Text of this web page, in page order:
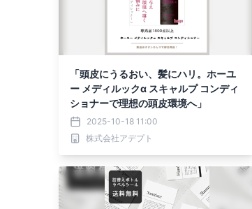
「頭皮にうるおい、髪にハリ。ホーユ
ー メディルックα スキャルプ コンディ
ショナーで理想の頭皮環境へ」
2025-10-18 11:00
株式会社アデプト